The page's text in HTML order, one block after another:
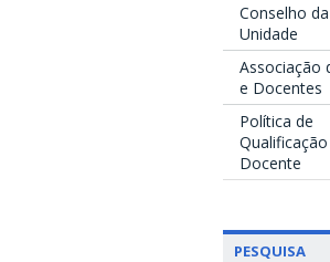
Conselho da
Unidade
Associação
e Docentes
Política de
Qualificação
Docente
PESQUISA